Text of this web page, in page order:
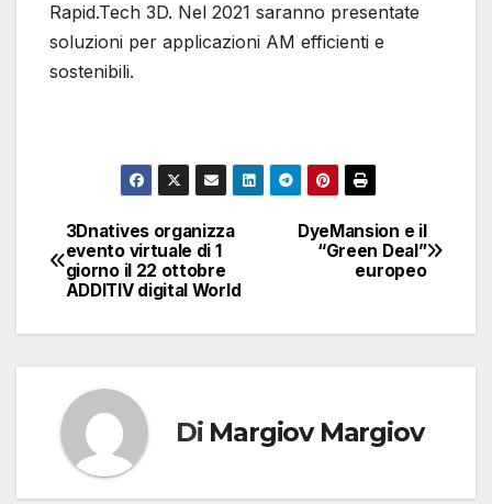
Rapid.Tech 3D. Nel 2021 saranno presentate
soluzioni per applicazioni AM efficienti e
sostenibili.
Navigazione
articoli
DyeMansion e il
“Green Deal”
europeo
3Dnatives organizza
evento virtuale di 1
giorno il 22 ottobre
ADDITIV digital World
Di Margiov Margiov